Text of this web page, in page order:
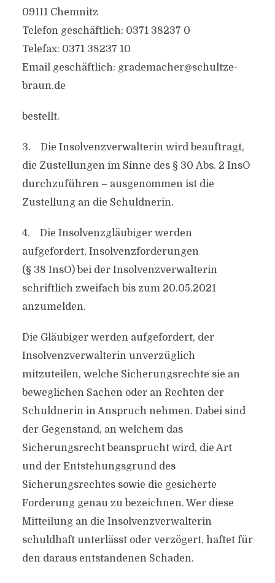
09111 Chemnitz
Telefon geschäftlich: 0371 38237 0
Telefax: 0371 38237 10
Email geschäftlich: grademacher@schultze-
braun.de
bestellt.
3. Die Insolvenzverwalterin wird beauftragt,
die Zustellungen im Sinne des § 30 Abs. 2 InsO
durchzuführen – ausgenommen ist die
Zustellung an die Schuldnerin.
4. Die Insolvenzgläubiger werden
aufgefordert, Insolvenzforderungen
(§ 38 InsO) bei der Insolvenzverwalterin
schriftlich zweifach bis zum 20.05.2021
anzumelden.
Die Gläubiger werden aufgefordert, der
Insolvenzverwalterin unverzüglich
mitzuteilen, welche Sicherungsrechte sie an
beweglichen Sachen oder an Rechten der
Schuldnerin in Anspruch nehmen. Dabei sind
der Gegenstand, an welchem das
Sicherungsrecht beansprucht wird, die Art
und der Entstehungsgrund des
Sicherungsrechtes sowie die gesicherte
Forderung genau zu bezeichnen. Wer diese
Mitteilung an die Insolvenzverwalterin
schuldhaft unterlässt oder verzögert, haftet für
den daraus entstandenen Schaden.